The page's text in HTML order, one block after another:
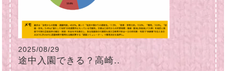
2025/08/29
途中入園できる？高崎..